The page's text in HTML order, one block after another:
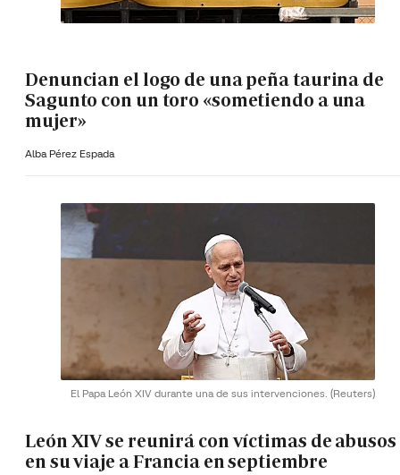
Denuncian el logo de una peña taurina de
Sagunto con un toro «sometiendo a una
mujer»
Alba Pérez Espada
El Papa León XIV durante una de sus intervenciones. (Reuters)
León XIV se reunirá con víctimas de abusos
en su viaje a Francia en septiembre